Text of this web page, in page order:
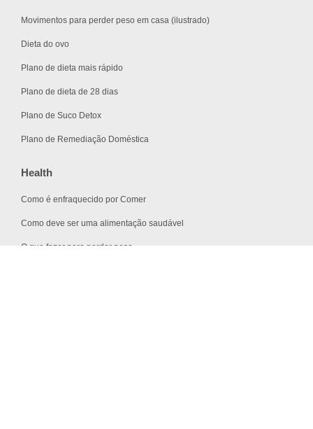
Movimentos para perder peso em casa (ilustrado)
Dieta do ovo
Plano de dieta mais rápido
Plano de dieta de 28 dias
Plano de Suco Detox
Plano de Remediação Doméstica
Health
Como é enfraquecido por Comer
Como deve ser uma alimentação saudável
O que fazer para perder peso